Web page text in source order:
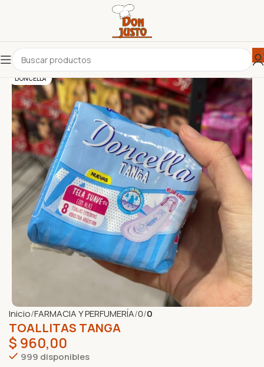
DONCELLA
Inicio FARMACIA Y PERFUMERÍA 0 0
TOALLITAS TANGA
$ 960,00
999 disponibles